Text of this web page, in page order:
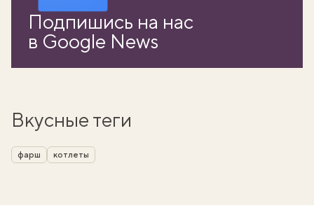
Подпишись на нас
в Google News
Вкусные теги
фарш котлеты